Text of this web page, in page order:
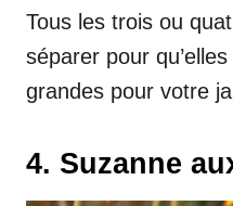
Tous les trois ou
séparer pour
grandes pour votre
4. Suzanne